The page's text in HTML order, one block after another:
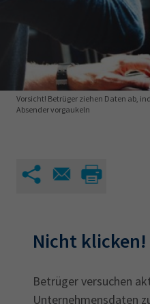
IHK regional
Karriere
EN
34d
Wirtschaftsfachwirt
Sachkundeprüfung
34i
Betriebswirt
Vorsicht! Betrüger ziehen Daten ab,
Absender vorgaukeln
Nicht
Betrüger versuchen
Unternehmensdaten